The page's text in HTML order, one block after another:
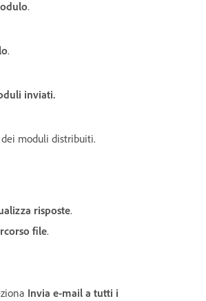
.
.
inviati.
dei moduli distribuiti.
risposte.
file.
Invia e-mail a tutti i